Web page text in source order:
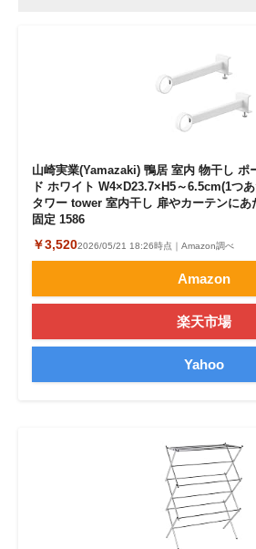
山崎実業(Yamazaki) 鴨居 室内 物干し ポ
ド ホワイト W4×D23.7×H5～6.5cm(1つ
タワー tower 室内干し 扉やカーテンにあ
固定 1586
￥3,5202026/05/21 18:26時点｜Amazon調べ
Amazon
楽天市場
Yahoo